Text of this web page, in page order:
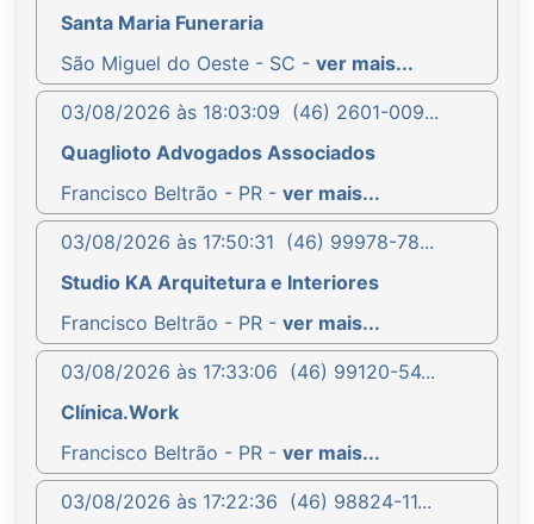
Santa Maria Funeraria
São Miguel do Oeste - SC - ver mais...
03/08/2026 às 18:03:09 (46) 2601-009...
Quaglioto Advogados Associados
Francisco Beltrão - PR - ver mais...
03/08/2026 às 17:50:31 (46) 99978-78...
Studio KA Arquitetura e Interiores
Francisco Beltrão - PR - ver mais...
03/08/2026 às 17:33:06 (46) 99120-54...
Clínica.Work
Francisco Beltrão - PR - ver mais...
03/08/2026 às 17:22:36 (46) 98824-11...